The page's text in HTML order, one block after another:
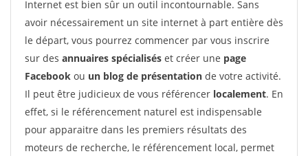
Internet est bien sûr un outil incontournable. Sans
avoir nécessairement un site internet à part entière dès
le départ, vous pourrez commencer par vous inscrire
sur des annuaires spécialisés et créer une page
Facebook ou un blog de présentation de votre activité.
Il peut être judicieux de vous référencer localement. En
effet, si le référencement naturel est indispensable
pour apparaitre dans les premiers résultats des
moteurs de recherche, le référencement local, permet